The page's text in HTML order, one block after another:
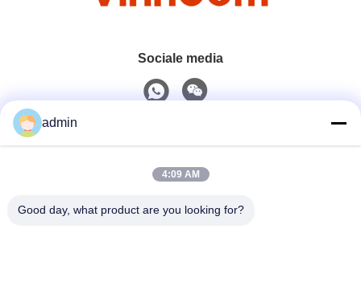
Sociale media
0086-551-65396351
admin
4:09 AM
Good day, what product are you looking for?